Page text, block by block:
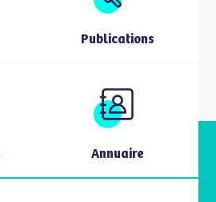
Publications
Annuaire